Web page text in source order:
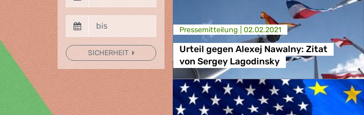
SICHERHEIT
Presse­mitteilung | 02.02.2021
Urteil gegen Alexej Nawalny: Zitat
von Sergey Lagodinsky